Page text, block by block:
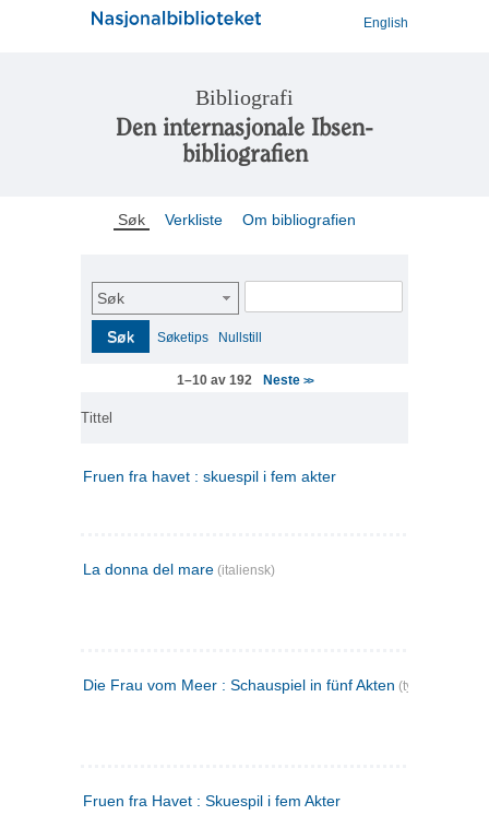
English
Bibliografi
Den internasjonale Ibsen-
bibliografien
Søk Verkliste Om bibliografien
Søk
Søk Søketips Nullstill
1–10 av 192 Neste >>
Tittel
Fruen fra havet : skuespil i fem akter
La donna del mare (italiensk)
Die Frau vom Meer : Schauspiel in fünf Akten (tysk)
Fruen fra Havet : Skuespil i fem Akter